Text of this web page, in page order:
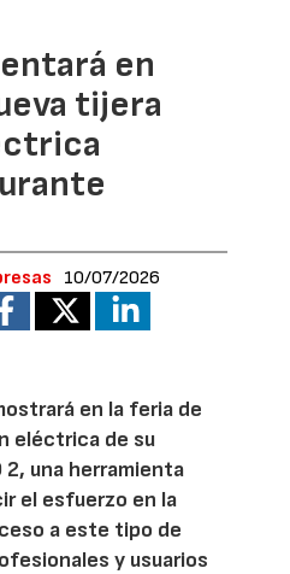
en
tijera
10/07/2026
en la feria de
eléctrica de su
2, una herramienta
el esfuerzo en la
a este tipo de
y usuarios